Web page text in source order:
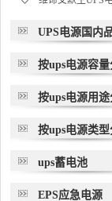
UPS电源国内
按ups电源容
按ups电源用
按ups电源类
ups蓄电池
EPS应急电源